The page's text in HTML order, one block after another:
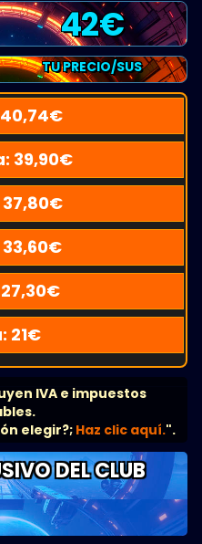
42€
TU PRECIO/SUS
40,74€
39,90€
37,80€
33,60€
27,30€
21€
IVA e impuestos
elegir?; Haz clic aquí.".
DEL CLUB